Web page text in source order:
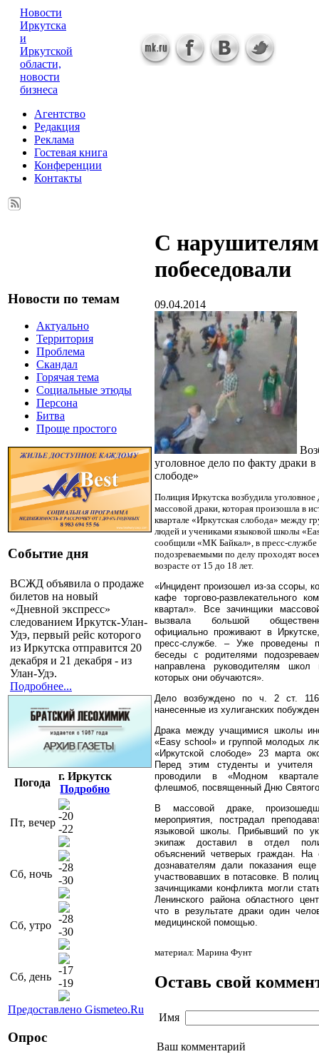
Новости
Иркутска
и
Иркутской
области,
новости
бизнеса
Агентство
Редакция
Реклама
Гостевая книга
Конференции
Контакты
Новости по темам
Актуально
Территория
Проблема
Скандал
Горячая тема
Социальные этюды
Персона
Битва
Проще простого
Событие дня
ВСЖД объявила о продаже
билетов на новый
«Дневной экспресс»
следованием Иркутск-Улан-
Удэ, первый рейс которого
из Иркутска отправится 20
декабря и 21 декабря - из
Улан-Удэ.
Подробнее...
Погода
г. Иркутск
Подробно
Пт, вечер
-20
-22
Сб, ночь
-28
-30
Сб, утро
-28
-30
Сб, день
-17
-19
Предоставлено Gismeteo.Ru
Опрос
С
побеседовали
09.04.2014
уголовное дело по факту драки
слободе»
Полиция Иркутска возбудила уголовное
массовой драки, которая произошла в
квартале «Иркутская слобода» между
людей и учениками языковой школы
сообщили «МК Байкал», в пресс-
подозреваемыми по делу проходят
возрасте от 15 до 18 лет.
«Инцидент произошел из-за ссоры,
кафе торгово-развлекательного
квартал». Все зачинщики
вызвала большой
официально проживают в
пресс-службе. – Уже проведены
беседы с родителями
направлена руководителям
которых они обучаются».
Дело возбуждено по ч. 2 ст.
нанесенные из хулиганских
Драка между учащимися школы
«Easy school» и группой молодых
«Иркутской слободе» 23 марта
Перед этим студенты и учителя
проводили в «Модном
флешмоб, посвященный Дню
В массовой драке,
мероприятия, пострадал
языковой школы. Прибывший по
экипаж доставил в отдел
объяснений четверых граждан.
дознавателям дали показания
участвовавших в потасовке. В
зачинщиками конфликта могли
Ленинского района областного
что в результате драки один
медицинской помощью.
материал: Марина Фунт
Оставь свой
Имя
Ваш комментарий